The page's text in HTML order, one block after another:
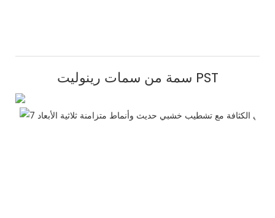
سمة من سمات رينوليت PST